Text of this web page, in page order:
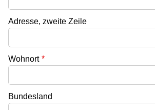
Adresse, zweite Zeile
Wohnort *
Bundesland